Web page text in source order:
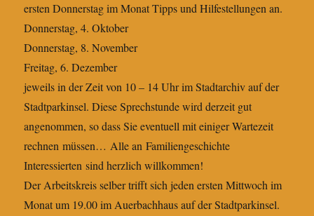
ersten Donnerstag im Monat Tipps und Hilfestellungen an.
Donnerstag, 4. Oktober
Donnerstag, 8. November
Freitag, 6. Dezember
jeweils in der Zeit von 10 – 14 Uhr im Stadtarchiv auf der
Stadtparkinsel. Diese Sprechstunde wird derzeit gut
angenommen, so dass Sie eventuell mit einiger Wartezeit
rechnen müssen… Alle an Familiengeschichte
Interessierten sind herzlich willkommen!
Der Arbeitskreis selber trifft sich jeden ersten Mittwoch im
Monat um 19.00 im Auerbachhaus auf der Stadtparkinsel.